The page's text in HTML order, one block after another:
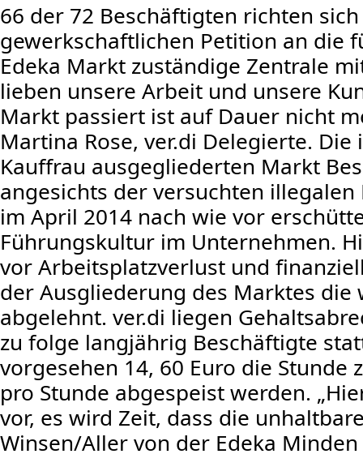
66 der 72 Beschäftigten richten
gewerkschaftlichen Petition an die
Edeka Markt zuständige Zentrale
lieben unsere Arbeit und unsere
Markt passiert ist auf Dauer nicht
Martina Rose, ver.di Delegierte.
Kauffrau ausgegliederten Markt
angesichts der versuchten
im April 2014 nach wie vor
Führungskultur im Unternehmen.
vor Arbeitsplatzverlust und
der Ausgliederung des Marktes
abgelehnt. ver.di liegen
zu folge langjährig Beschäftigte
vorgesehen 14, 60 Euro die Stunde
pro Stunde abgespeist werden.
vor, es wird Zeit, dass die
Winsen/Aller von der Edeka